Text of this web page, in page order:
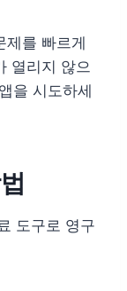
제를 빠르게
열리지 않으
을 시도하세
도구로 영구